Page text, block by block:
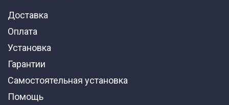
Доставка
Оплата
Установка
Гарантии
Самостоятельная установка
Помощь